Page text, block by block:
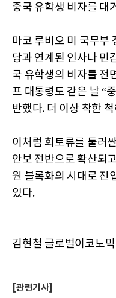
중국 유학생 비자를 대
마코 루비오 미 국무부
당과 연계된 인사나 민
국 유학생의 비자를 전
프 대통령도 같은 날 “
반했다. 더 이상 착한
이처럼 희토류를 둘러
안보 전반으로 확산되
원 블록화의 시대로 진
있다.
김현철 글로벌이코노
[관련기사]